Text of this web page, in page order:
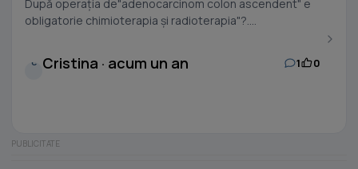
După operația de"adenocarcinom colon ascendent" e
obligatorie chimioterapia și radioterapia"?....
C Cristina · acum un an 1 0